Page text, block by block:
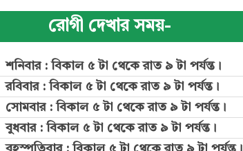
রোগী দেখার সময়-
শনিবার : বিকাল ৫ টা থেকে রাত ৯ টা পর্যন্ত।
রবিবার : বিকাল ৫ টা থেকে রাত ৯ টা পর্যন্ত।
সোমবার : বিকাল ৫ টা থেকে রাত ৯ টা পর্যন্ত।
বুধবার : বিকাল ৫ টা থেকে রাত ৯ টা পর্যন্ত।